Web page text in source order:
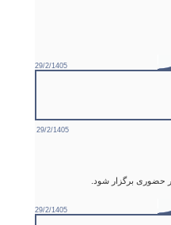
29/2/1405
29/2/1405
29/2/1405